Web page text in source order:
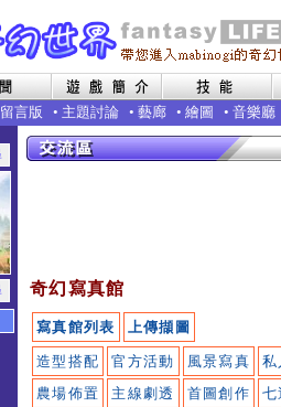
留言版 • 主題討論 • 藝廊 • 繪圖 • 音樂廳
奇幻寫真館
寫真館列表 上傳擷圖
造型搭配 官方活動 風景寫真
私
農場佈置
主線劇透 首圖創作 七